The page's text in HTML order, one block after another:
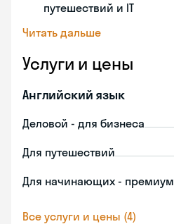
путешествий и IT
Читать дальше
Услуги и цены
Английский язык
Деловой - для бизнеса
Для путешествий
Для начинающих - премиум
Все услуги и цены (4)